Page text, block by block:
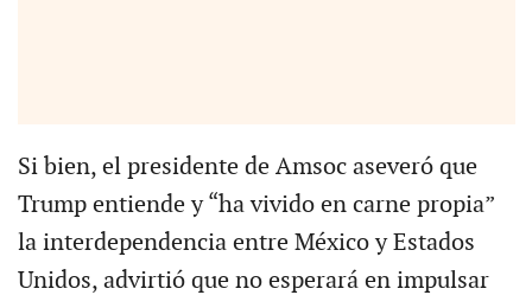
Si bien, el presidente de Amsoc aseveró que
Trump entiende y “ha vivido en carne propia”
la interdependencia entre México y Estados
Unidos, advirtió que no esperará en impulsar